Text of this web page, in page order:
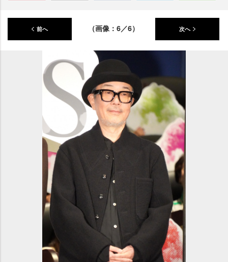
前へ （画像：6／6） 次へ